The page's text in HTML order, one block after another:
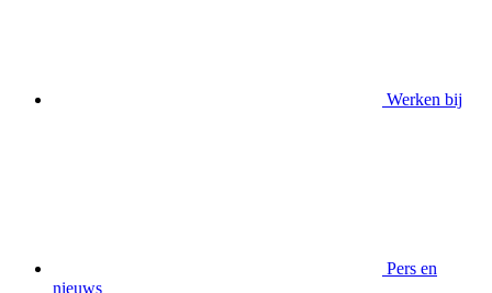
Werken bij
Pers en
nieuws